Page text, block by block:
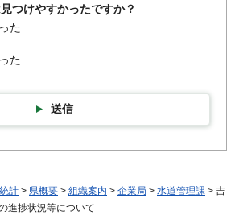
つけやすかったですか？
た
た
送信
計 > 県概要 > 組織案内 > 企業局 > 水道管理課 > 吉
進捗状況等について